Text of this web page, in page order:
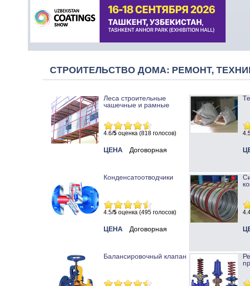
СТРОИТЕЛЬСТВО ДОМА: РЕМОНТ,
Леса строительные
чашечные и рамные
4.6/5 оценка (818 голосов)
ЦЕНА Договорная
Конденсатоотводчики
4.5/5 оценка (495 голосов)
ЦЕНА Договорная
Балансировочный клапан